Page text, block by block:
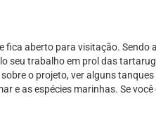
aberto para visitação. Sendo
seu trabalho em prol das
o projeto, ver alguns
e as espécies marinhas. Se